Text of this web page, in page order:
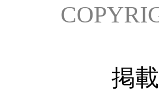
掲